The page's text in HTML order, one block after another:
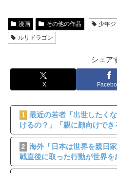
漫画 その他の作品 少年
ルリドラゴン
シェア
X
1 最近の若者「出世したく
けるの？」「親に顔向けで
2 海外「日本は世界を親日
戦直後に取った行動が世界を